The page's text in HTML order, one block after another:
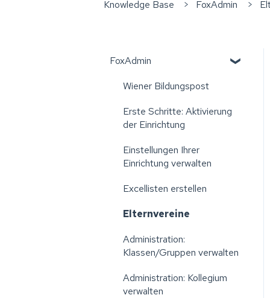
Knowledge Base FoxAdmin
FoxAdmin
Wiener Bildungspost
Erste Schritte: Aktivierung
der Einrichtung
Einstellungen Ihrer
Einrichtung verwalten
Excellisten erstellen
Elternvereine
Administration:
Klassen/Gruppen verwalten
Administration: Kollegium
verwalten